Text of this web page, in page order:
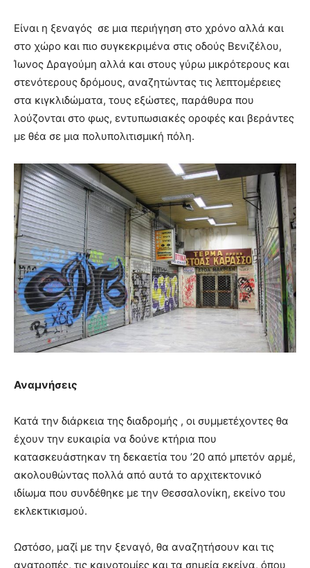
Είναι η ξεναγός σε μια περιήγηση στο χρόνο αλλά και
στο χώρο και πιο συγκεκριμένα στις οδούς Βενιζέλου,
Ίωνος Δραγούμη αλλά και στους γύρω μικρότερους και
στενότερους δρόμους, αναζητώντας τις λεπτομέρειες
στα κιγκλιδώματα, τους εξώστες, παράθυρα που
λούζονται στο φως, εντυπωσιακές οροφές και βεράντες
με θέα σε μια πολυπολιτισμική πόλη.
Αναμνήσεις
Κατά την διάρκεια της διαδρομής , οι συμμετέχοντες θα
έχουν την ευκαιρία να δούνε κτήρια που
κατασκευάστηκαν τη δεκαετία του ’20 από μπετόν αρμέ,
ακολουθώντας πολλά από αυτά το αρχιτεκτονικό
ιδίωμα που συνδέθηκε με την Θεσσαλονίκη, εκείνο του
εκλεκτικισμού.
Ωστόσο, μαζί με την ξεναγό, θα αναζητήσουν και τις
ανατροπές, τις καινοτομίες και τα σημεία εκείνα, όπου